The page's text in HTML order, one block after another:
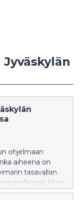
ohjelmaan
aiheena on
tasavallan
professori Ismo